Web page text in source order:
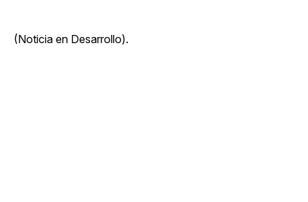
(Noticia en Desarrollo).